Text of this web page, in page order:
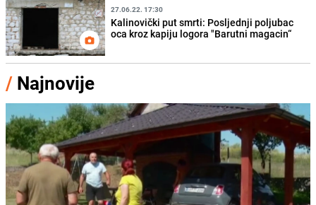
27.06.22. 17:30
Kalinovički put smrti: Posljednji poljubac
oca kroz kapiju logora "Barutni magacin“
/ Najnovije